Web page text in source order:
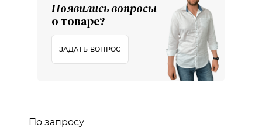
Появились вопросы
о товаре?
ЗАДАТЬ ВОПРОС
По запросу